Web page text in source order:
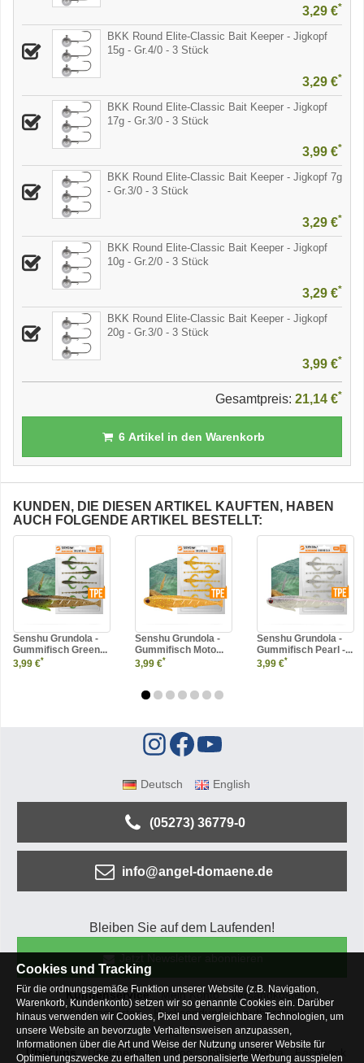
3,29 €*
BKK Round Elite-Classic Bait Keeper - Jigkopf
15g - Gr.4/0 - 3 Stück
3,29 €*
BKK Round Elite-Classic Bait Keeper - Jigkopf
17g - Gr.3/0 - 3 Stück
3,99 €*
BKK Round Elite-Classic Bait Keeper - Jigkopf 7g
- Gr.3/0 - 3 Stück
3,29 €*
BKK Round Elite-Classic Bait Keeper - Jigkopf
10g - Gr.2/0 - 3 Stück
3,29 €*
BKK Round Elite-Classic Bait Keeper - Jigkopf
20g - Gr.3/0 - 3 Stück
3,99 €*
Gesamtpreis: 21,14 €*
6Artikel in den Warenkorb
KUNDEN, DIE DIESEN ARTIKEL KAUFTEN, HABEN
AUCH FOLGENDE ARTIKEL BESTELLT:
Senshu Grundola -
Gummifisch Green...
3,99 €*
Senshu Grundola -
Gummifisch Moto...
3,99 €*
Senshu Grundola -
Gummifisch Pearl -...
3,99 €*
Deutsch English
(05273) 36779-0
info@angel-domaene.de
Bleiben Sie auf dem Laufenden!
Kundenservice Mein Konto
Versandkosten
Zahlungsarten
Rücksendung
Kaufberatung
Häufige Fragen
Über uns
Unternehmen Blog Jobs & Praktika Facebook
Cookies und Tracking
Für die ordnungsgemäße Funktion unserer Website (z.B. Navigation,
Warenkorb, Kundenkonto) setzen wir so genannte Cookies ein. Darüber
hinaus verwenden wir Cookies, Pixel und vergleichbare Technologien, um
unsere Website an bevorzugte Verhaltensweisen anzupassen,
Informationen über die Art und Weise der Nutzung unserer Website für
Optimierungszwecke zu erhalten und personalisierte Werbung ausspielen